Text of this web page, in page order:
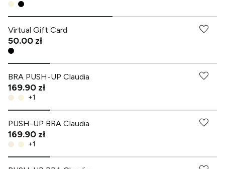
Virtual Gift Card
50.00 zł
BRA PUSH-UP Claudia
169.90 zł
+1
PUSH-UP BRA Claudia
169.90 zł
+1